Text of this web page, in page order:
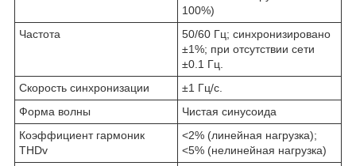
100%)
Частота
50/60 Гц; синхронизировано
±1%; при отсутствии сети
±0.1 Гц.
Скорость синхронизации
±1 Гц/с.
Форма волны
Чистая синусоида
Коэффициент гармоник
THDv
<2% (линейная нагрузка);
<5% (нелинейная нагрузка)